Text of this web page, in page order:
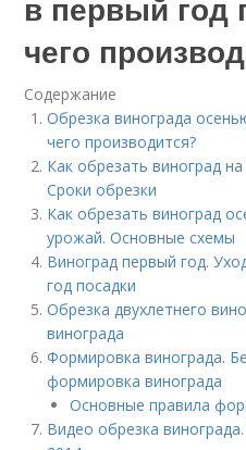
чего
Содержание
Обрезка винограда
чего производится?
Как обрезать виноград
Сроки обрезки
Как обрезать виноград
урожай. Основные схемы
Виноград первый год.
год посадки
Обрезка двухлетнего
винограда
Формировка винограда.
формировка винограда
Основные правила
Видео обрезка